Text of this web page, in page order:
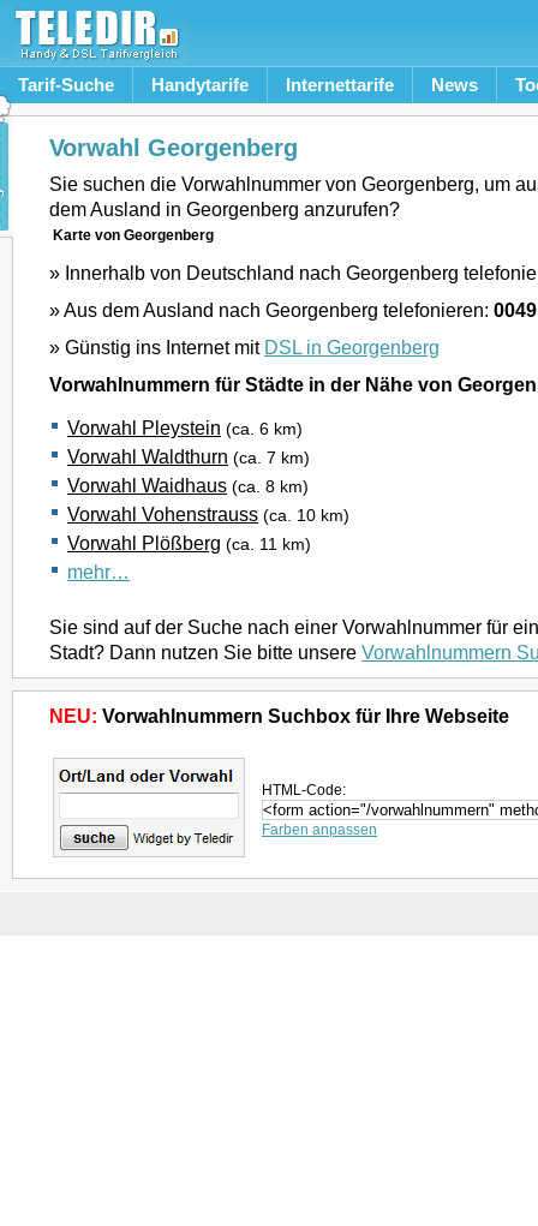
Tarif-Suche Handytarife Internettarife News
Vorwahl Georgenberg
Sie suchen die Vorwahlnummer von Georgenberg, um
dem Ausland in Georgenberg anzurufen?
Karte von Georgenberg
» Innerhalb von Deutschland nach Georgenberg
» Aus dem Ausland nach Georgenberg telefonieren:
» Günstig ins Internet mit DSL in Georgenberg
Vorwahlnummern für Städte in der Nähe von
Vorwahl Pleystein (ca. 6 km)
Vorwahl Waldthurn (ca. 7 km)
Vorwahl Waidhaus (ca. 8 km)
Vorwahl Vohenstrauss (ca. 10 km)
Vorwahl Plößberg (ca. 11 km)
mehr…
Sie sind auf der Suche nach einer Vorwahlnummer für
Stadt? Dann nutzen Sie bitte unsere Vorwahlnummern
NEU: Vorwahlnummern Suchbox für Ihre Webseite
HTML-Code:
Farben anpassen